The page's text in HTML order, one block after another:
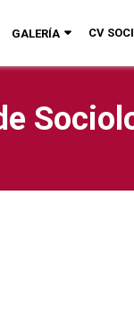
GALERÍA CV